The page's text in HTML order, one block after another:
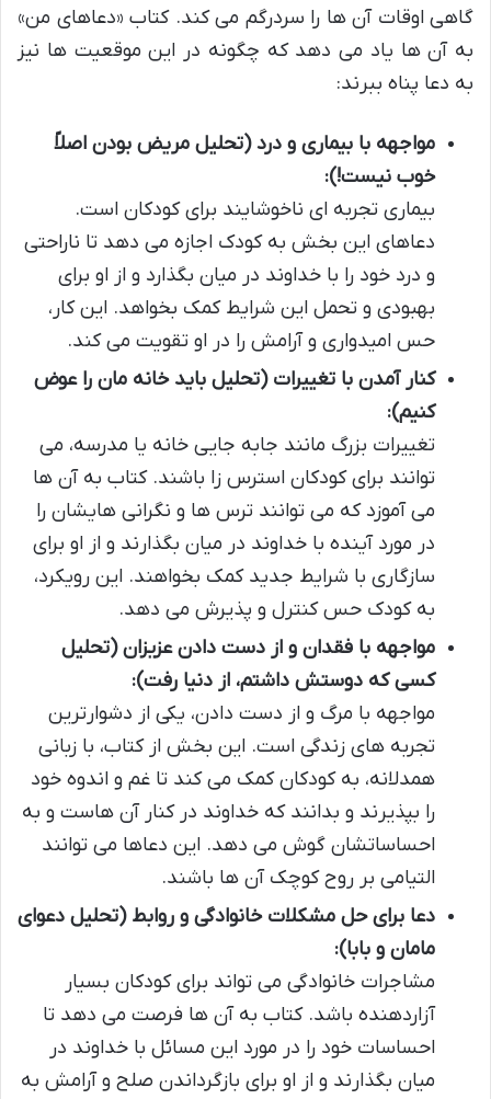
گاهی اوقات آن ها را سردرگم می کند. کتاب «دعاهای من»
به آن ها یاد می دهد که چگونه در این موقعیت ها نیز
به دعا پناه ببرند:
مواجهه با بیماری و درد (تحلیل مریض بودن اصلاً
خوب نیست!):
بیماری تجربه ای ناخوشایند برای کودکان است.
دعاهای این بخش به کودک اجازه می دهد تا ناراحتی
و درد خود را با خداوند در میان بگذارد و از او برای
بهبودی و تحمل این شرایط کمک بخواهد. این کار،
حس امیدواری و آرامش را در او تقویت می کند.
کنار آمدن با تغییرات (تحلیل باید خانه مان را عوض
کنیم):
تغییرات بزرگ مانند جابه جایی خانه یا مدرسه، می
توانند برای کودکان استرس زا باشند. کتاب به آن ها
می آموزد که می توانند ترس ها و نگرانی هایشان را
در مورد آینده با خداوند در میان بگذارند و از او برای
سازگاری با شرایط جدید کمک بخواهند. این رویکرد،
به کودک حس کنترل و پذیرش می دهد.
مواجهه با فقدان و از دست دادن عزیزان (تحلیل
کسی که دوستش داشتم، از دنیا رفت):
مواجهه با مرگ و از دست دادن، یکی از دشوارترین
تجربه های زندگی است. این بخش از کتاب، با زبانی
همدلانه، به کودکان کمک می کند تا غم و اندوه خود
را بپذیرند و بدانند که خداوند در کنار آن هاست و به
احساساتشان گوش می دهد. این دعاها می توانند
التیامی بر روح کوچک آن ها باشند.
دعا برای حل مشکلات خانوادگی و روابط (تحلیل دعوای
مامان و بابا):
مشاجرات خانوادگی می تواند برای کودکان بسیار
آزاردهنده باشد. کتاب به آن ها فرصت می دهد تا
احساسات خود را در مورد این مسائل با خداوند در
میان بگذارند و از او برای بازگرداندن صلح و آرامش به